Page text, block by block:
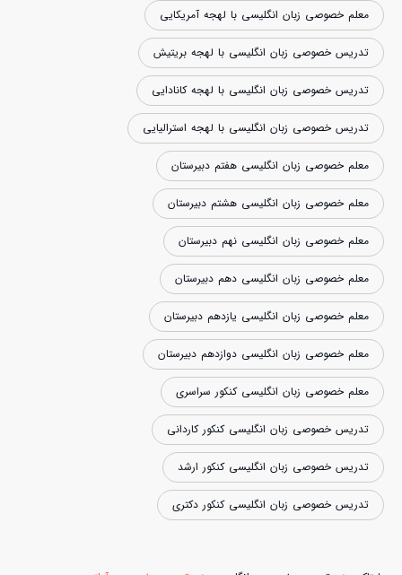
معلم خصوصی زبان انگلیسی با لهجه آمریکایی
تدریس خصوصی زبان انگلیسی با لهجه بریتیش
تدریس خصوصی زبان انگلیسی با لهجه کانادایی
تدریس خصوصی زبان انگلیسی با لهجه استرالیایی
معلم خصوصی زبان انگلیسی هفتم دبیرستان
معلم خصوصی زبان انگلیسی هشتم دبیرستان
معلم خصوصی زبان انگلیسی نهم دبیرستان
معلم خصوصی زبان انگلیسی دهم دبیرستان
معلم خصوصی زبان انگلیسی یازدهم دبیرستان
معلم خصوصی زبان انگلیسی دوازدهم دبیرستان
معلم خصوصی زبان انگلیسی کنکور سراسری
تدریس خصوصی زبان انگلیسی کنکور کاردانی
تدریس خصوصی زبان انگلیسی کنکور ارشد
تدریس خصوصی زبان انگلیسی کنکور دکتری